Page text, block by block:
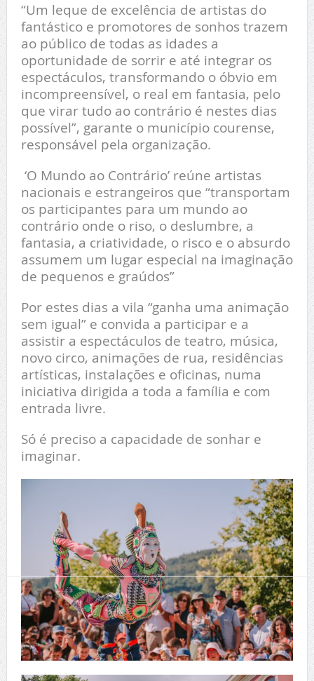
“Um leque de excelência de artistas do
fantástico e promotores de sonhos trazem
ao público de todas as idades a
oportunidade de sorrir e até integrar os
espectáculos, transformando o óbvio em
incompreensível, o real em fantasia, pelo
que virar tudo ao contrário é nestes dias
possível”, garante o município courense,
responsável pela organização.
‘O Mundo ao Contrário’ reúne artistas
nacionais e estrangeiros que “transportam
os participantes para um mundo ao
contrário onde o riso, o deslumbre, a
fantasia, a criatividade, o risco e o absurdo
assumem um lugar especial na imaginação
de pequenos e graúdos”
Por estes dias a vila “ganha uma animação
sem igual” e convida a participar e a
assistir a espectáculos de teatro, música,
novo circo, animações de rua, residências
artísticas, instalações e oficinas, numa
iniciativa dirigida a toda a família e com
entrada livre.
Só é preciso a capacidade de sonhar e
imaginar.